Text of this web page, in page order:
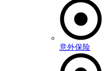
意外保险